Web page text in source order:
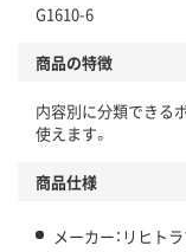
G1610-6
商品の特徴
内容別に分類できる
使えます。
商品仕様
メーカー：リヒト